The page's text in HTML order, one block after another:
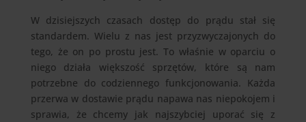
W dzisiejszych czasach dostęp do prądu stał się
standardem. Wielu z nas jest przyzwyczajonych do
tego, że on po prostu jest. To właśnie w oparciu o
niego działa większość sprzętów, które są nam
potrzebne do codziennego funkcjonowania. Każda
przerwa w dostawie prądu napawa nas niepokojem i
sprawia, że chcemy jak najszybciej uporać się z